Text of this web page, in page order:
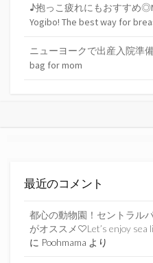
♪抱っこ疲れにもおすすめ
Yogibo! The best way for
ニューヨークで出産入院準
bag for mom
最近のコメント
都心の動物園！セントラル
がオススメ♡Let’s enjoy sea
に Poohmama より